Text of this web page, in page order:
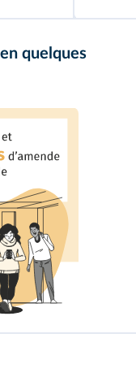
quelques